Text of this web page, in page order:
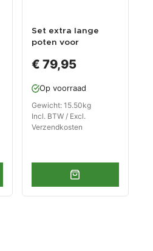
Set extra lange
poten voor
0445S, 0446S en
extra hoge
€ 79,95
Op voorraad
Gewicht: 15.50kg
Incl. BTW / Excl.
Verzendkosten